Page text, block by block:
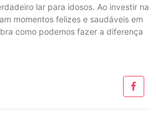
lar para idosos. Ao investir na
momentos felizes e saudáveis em
como podemos fazer a diferença